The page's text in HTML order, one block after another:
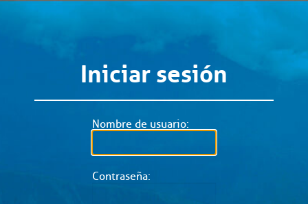
Iniciar sesión
Nombre de usuario:
Contraseña: